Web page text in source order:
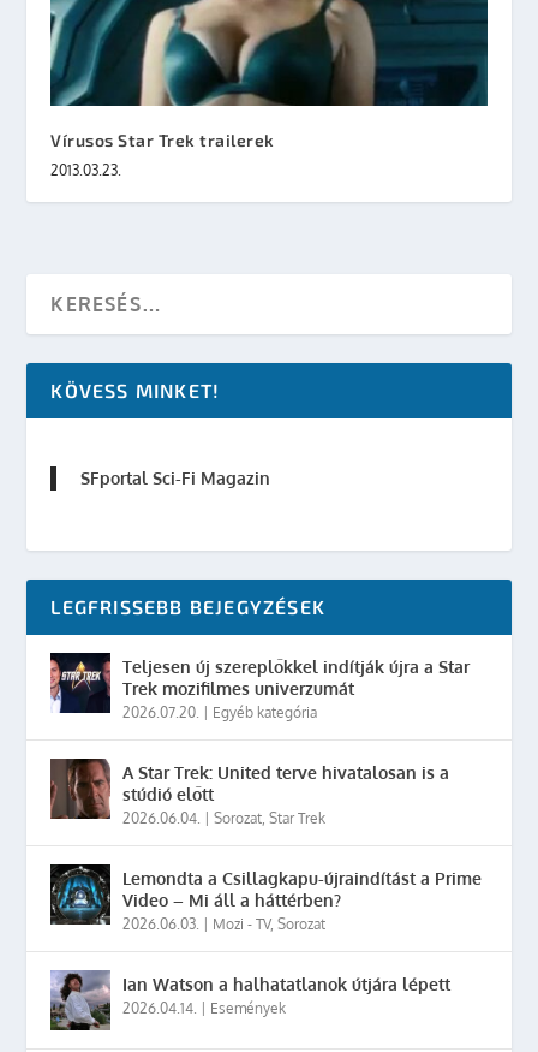
Vírusos Star Trek trailerek
2013.03.23.
KÖVESS MINKET!
SFportal Sci-Fi Magazin
LEGFRISSEBB BEJEGYZÉSEK
Teljesen új szereplőkkel indítják újra a Star
Trek mozifilmes univerzumát
2026.07.20. Egyéb kategória
A Star Trek: United terve hivatalosan is a
stúdió előtt
2026.06.04. |Sorozat ,Star Trek
Lemondta a Csillagkapu-újraindítást a Prime
Video – Mi áll a háttérben?
2026.06.03. Mozi - TV,Sorozat
Ian Watson a halhatatlanok útjára lépett
2026.04.14. Események